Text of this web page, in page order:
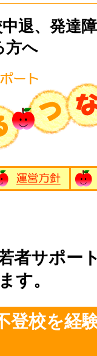
退、発達
方へ
者サポー
す。
校を経